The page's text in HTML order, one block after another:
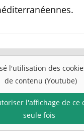
l'utilisation des
de contenu (Youtube)
l'affichage de ce
seule fois